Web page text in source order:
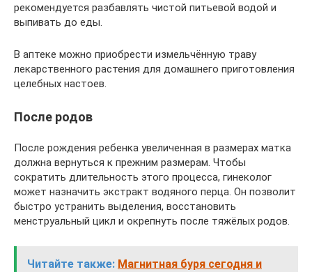
рекомендуется разбавлять чистой питьевой водой и
выпивать до еды.
В аптеке можно приобрести измельчённую траву
лекарственного растения для домашнего приготовления
целебных настоев.
После родов
После рождения ребенка увеличенная в размерах матка
должна вернуться к прежним размерам. Чтобы
сократить длительность этого процесса, гинеколог
может назначить экстракт водяного перца. Он позволит
быстро устранить выделения, восстановить
менструальный цикл и окрепнуть после тяжёлых родов.
Читайте также: Магнитная буря сегодня и